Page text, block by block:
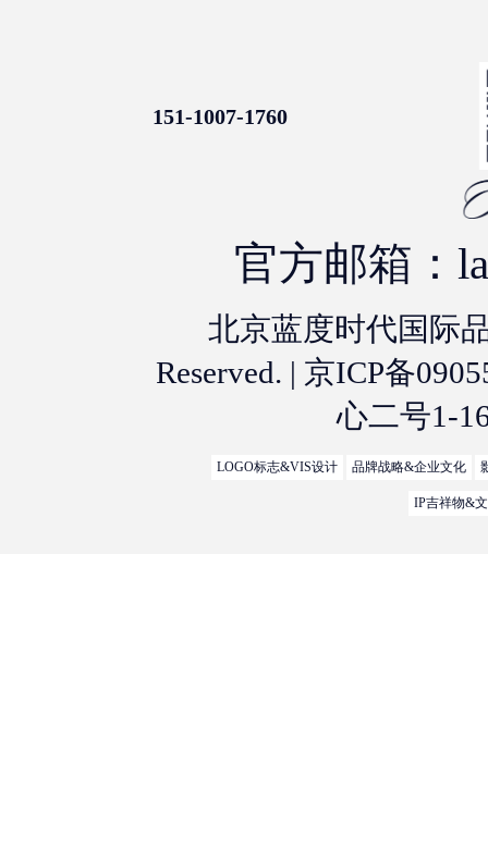
151-1007-1760
官方邮箱：
北京蓝度时代国际
Reserved. | 京ICP备
心二号
LOGO标志&VIS设计 品牌战略&企业文化
IP吉祥物&